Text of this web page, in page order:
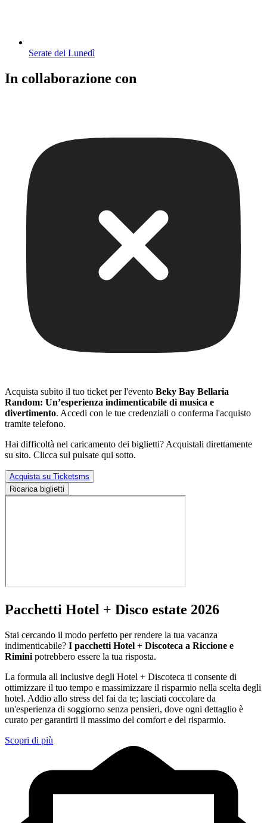
Serate del Lunedì
In collaborazione con
Acquista subito il tuo ticket per l'evento Beky Bay Bellaria
Random: Un’esperienza indimenticabile di musica e
divertimento. Accedi con le tue credenziali o conferma l'acquisto
tramite telefono.
Hai difficoltà nel caricamento dei biglietti? Acquistali direttamente
su sito. Clicca sul pulsate qui sotto.
Acquista su Ticketsms
Ricarica biglietti
Pacchetti Hotel + Disco estate 2026
Stai cercando il modo perfetto per rendere la tua vacanza
indimenticabile? I pacchetti Hotel + Discoteca a Riccione e
Rimini potrebbero essere la tua risposta.
La formula all inclusive degli Hotel + Discoteca ti consente di
ottimizzare il tuo tempo e massimizzare il risparmio nella scelta degli
hotel. Addio allo stress del fai da te; lasciati coccolare da
un'esperienza di soggiorno senza pensieri, dove ogni dettaglio è
curato per garantirti il massimo del comfort e del risparmio.
Scopri di più